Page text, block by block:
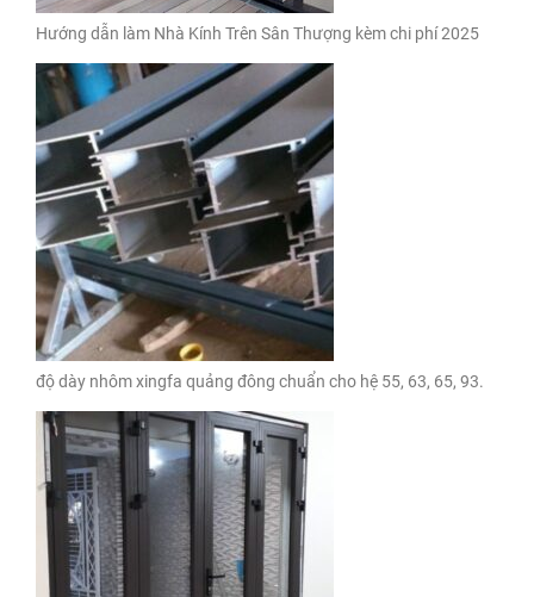
Hướng dẫn làm Nhà Kính Trên Sân Thượng kèm chi phí 2025
độ dày nhôm xingfa quảng đông chuẩn cho hệ 55, 63, 65, 93.